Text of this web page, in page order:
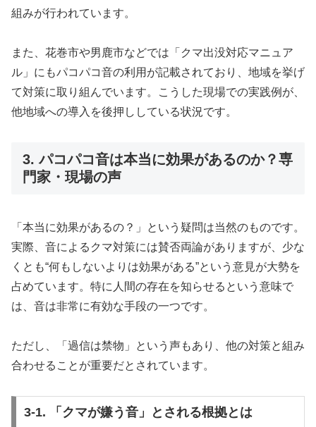
組みが行われています。
また、花巻市や男鹿市などでは「クマ出没対応マニュア
ル」にもパコパコ音の利用が記載されており、地域を挙げ
て対策に取り組んでいます。こうした現場での実践例が、
他地域への導入を後押ししている状況です。
3. パコパコ音は本当に効果があるのか？専
門家・現場の声
「本当に効果があるの？」という疑問は当然のものです。
実際、音によるクマ対策には賛否両論がありますが、少な
くとも“何もしないよりは効果がある”という意見が大勢を
占めています。特に人間の存在を知らせるという意味で
は、音は非常に有効な手段の一つです。
ただし、「過信は禁物」という声もあり、他の対策と組み
合わせることが重要だとされています。
3-1. 「クマが嫌う音」とされる根拠とは